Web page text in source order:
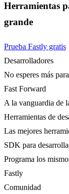
Herramientas
grande
Prueba Fastly gratis
Desarrolladores
No esperes más
Fast Forward
A la vanguardia de
Herramientas de
Las mejores
SDK para
Programa los
Fastly
Comunidad